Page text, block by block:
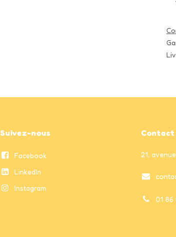
Contact
21,
01 86
Suivez-nous
Facebook
LinkedIn
Instagram